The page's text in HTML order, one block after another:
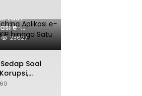
Laut
e-
Data
28627
Soal
Isu Tak